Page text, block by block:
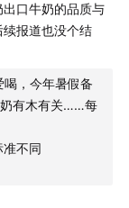
品如何有效提
等
口牛奶的品质与
报道也没个结
喝，今年暑假备
奶有木有关……每
不同